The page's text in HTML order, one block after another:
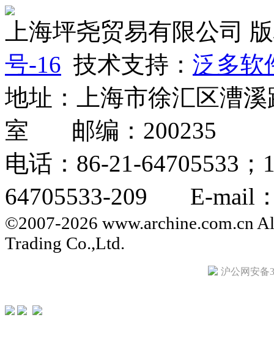
上海坪尧贸易有限公司
号-16 技术支持： 泛多软
地址：上海市徐汇区漕
室 邮编：200235
电话：86-21-64705533
64705533-209 E-mail：
©2007-2026 www.archine.com.cn
Trading Co.,Ltd.
沪公网安备